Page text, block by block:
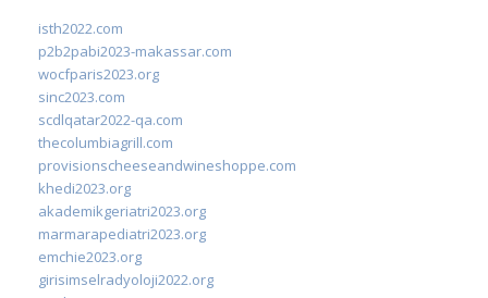
isth2022.com
p2b2pabi2023-makassar.com
wocfparis2023.org
sinc2023.com
scdlqatar2022-qa.com
thecolumbiagrill.com
provisionscheeseandwineshoppe.com
khedi2023.org
akademikgeriatri2023.org
marmarapediatri2023.org
emchie2023.org
girisimselradyoloji2022.org